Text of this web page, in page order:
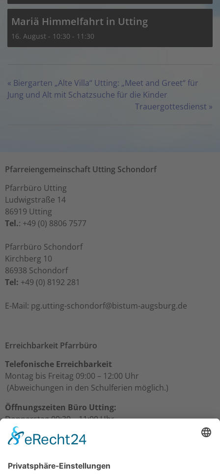
Mariä Himmelfahrt in Utting
16. August - 10:30 - 11:30
« Biergarten „Alte Villa“ Utting: „Meet and Greet“ für
Jung und Alt mit Schatzsuche für die Kinder
Trauergottesdienst »
Pfarreiengemeinschaft Utting Schondorf
Pfarrbüro Utting
Ludwigstraße 14
86919 Utting
Tel.: +49 (0) 8806 7577
Pfarrbüro Schondorf
Kirchberg 10
86938 Schondorf
Tel: +49 (0) 8192 281
ed.grubsgua-mutsib@frodnohcs-gnittu.gp :liaM-E
Erreichbarkeit Pfarrbüro
Telefonische Erreichbarkeit
Montag bis Freitag 09:00 – 12:00 Uhr
(Abweichungen in den Schulferien möglich.)
Öffnungszeiten Büro Utting:
Donnerstag 09:30 – 11:00 Uhr
Freitag 09:30 – 11:00 Uhr
Freitag 10:00 – 11:00 Uhr